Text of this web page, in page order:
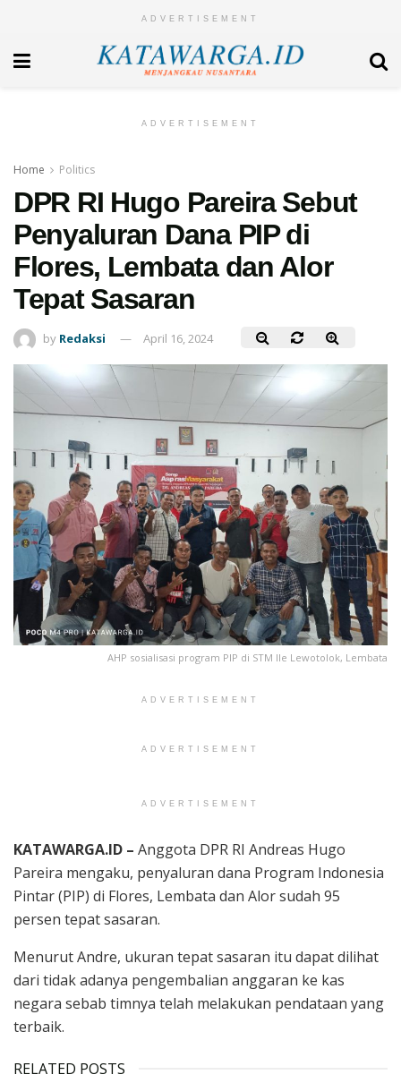
ADVERTISEMENT
ADVERTISEMENT
Home Politics
DPR RI Hugo Pareira Sebut
Penyaluran Dana PIP di
Flores, Lembata dan Alor
Tepat Sasaran
by Redaksi April 16, 2024
AHP sosialisasi program PIP di STM Ile Lewotolok, Lembata
ADVERTISEMENT
ADVERTISEMENT
ADVERTISEMENT
KATAWARGA.ID – Anggota DPR RI Andreas Hugo
Pareira mengaku, penyaluran dana Program Indonesia
Pintar (PIP) di Flores, Lembata dan Alor sudah 95
persen tepat sasaran.
Menurut Andre, ukuran tepat sasaran itu dapat dilihat
dari tidak adanya pengembalian anggaran ke kas
negara sebab timnya telah melakukan pendataan yang
terbaik.
RELATED POSTS